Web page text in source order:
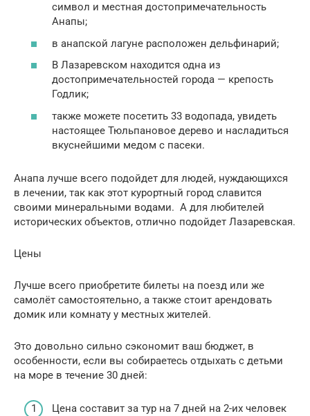
символ и местная достопримечательность
Анапы;
в анапской лагуне расположен дельфинарий;
В Лазаревском находится одна из
достопримечательностей города — крепость
Годлик;
также можете посетить 33 водопада, увидеть
настоящее Тюльпановое дерево и насладиться
вкуснейшими медом с пасеки.
Анапа лучше всего подойдет для людей, нуждающихся
в лечении, так как этот курортный город славится
своими минеральными водами. А для любителей
исторических объектов, отлично подойдет Лазаревская.
Цены
Лучше всего приобретите билеты на поезд или же
самолёт самостоятельно, а также стоит арендовать
домик или комнату у местных жителей.
Это довольно сильно сэкономит ваш бюджет, в
особенности, если вы собираетесь отдыхать с детьми
на море в течение 30 дней:
Цена составит за тур на 7 дней на 2-их человек